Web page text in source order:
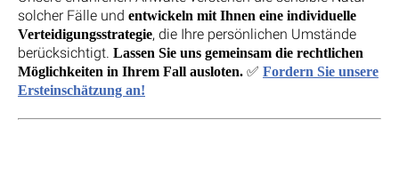
solcher Fälle und entwickeln mit Ihnen eine individuelle
Verteidigungsstrategie, die Ihre persönlichen Umstände
berücksichtigt. Lassen Sie uns gemeinsam die rechtlichen
Möglichkeiten in Ihrem Fall ausloten. ✅ Fordern Sie unsere
Ersteinschätzung an!